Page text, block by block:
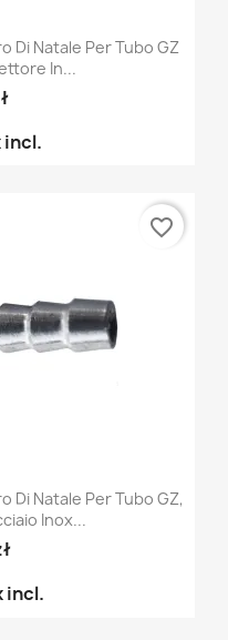
Di Natale Per Tubo GZ
In...
Di Natale Per Tubo GZ,
Inox...
incl.
favorite_border